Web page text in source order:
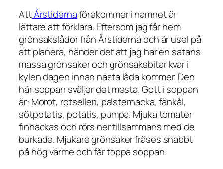
AttÅrstidernaförekommer i namnet är
lättare att förklara. Eftersom jag får hem
grönsakslådor från Årstiderna och är usel på
att planera, händer det att jag har en satans
massa grönsaker och grönsaksbitar kvar i
kylen dagen innan nästa låda kommer. Den
här soppan sväljer det mesta. Gott i soppan
är: Morot, rotselleri, palsternacka, fänkål,
sötpotatis, potatis, pumpa. Mjuka tomater
finhackas och rörs ner tillsammans med de
burkade. Mjukare grönsaker fräses snabbt
på hög värme och får toppa soppan.